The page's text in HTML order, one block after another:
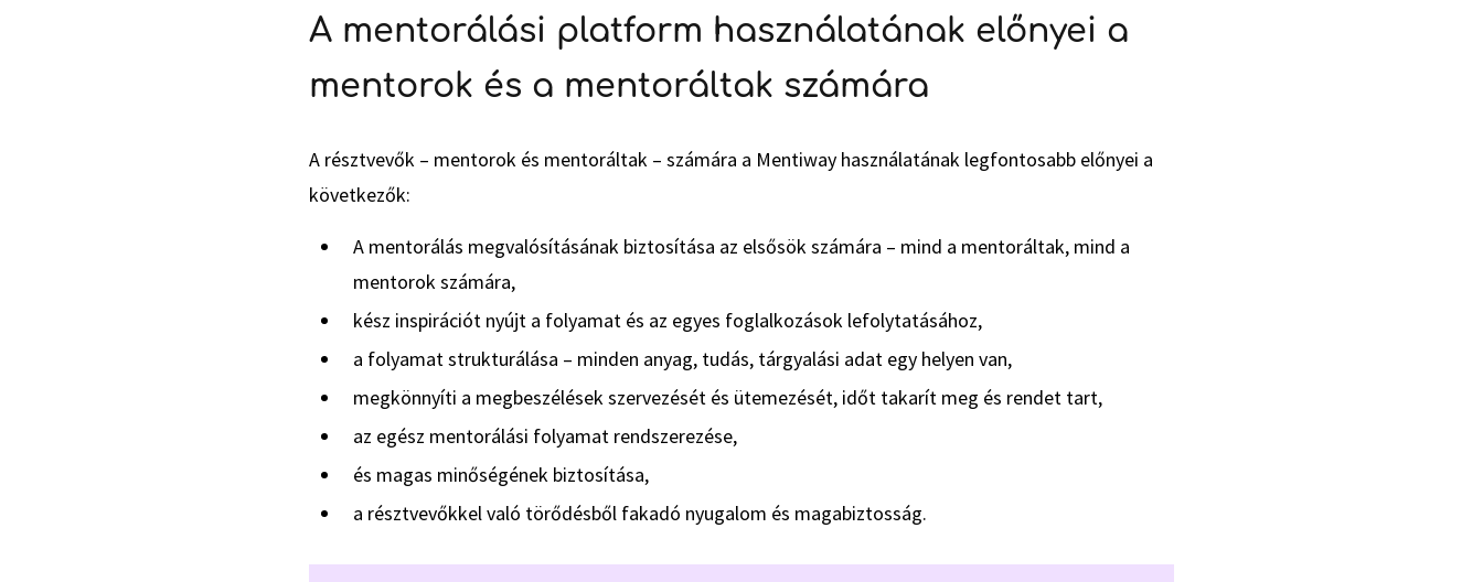
A mentorálási platform használatának előnyei a
mentorok és a mentoráltak számára
A résztvevők – mentorok és mentoráltak – számára a Mentiway használatának legfontosabb előnyei a
következők:
A mentorálás megvalósításának biztosítása az elsősök számára – mind a mentoráltak, mind a
mentorok számára,
kész inspirációt nyújt a folyamat és az egyes foglalkozások lefolytatásához,
a folyamat strukturálása – minden anyag, tudás, tárgyalási adat egy helyen van,
megkönnyíti a megbeszélések szervezését és ütemezését, időt takarít meg és rendet tart,
az egész mentorálási folyamat rendszerezése,
és magas minőségének biztosítása,
a résztvevőkkel való törődésből fakadó nyugalom és magabiztosság.